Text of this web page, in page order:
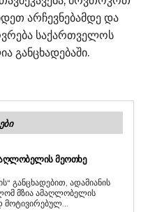
არჩევნებამდე და
საქართველოს
განცხადებაში.
ᲛᲔᲝᲗᲮᲔ
განცხადებით, ადამიანის
მზია ამაღლობელის